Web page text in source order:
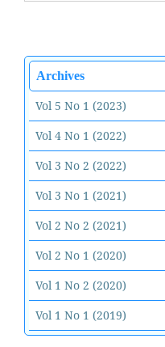
Archives
Vol 5 No 1 (2023)
Vol 4 No 1 (2022)
Vol 3 No 2 (2022)
Vol 3 No 1 (2021)
Vol 2 No 2 (2021)
Vol 2 No 1 (2020)
Vol 1 No 2 (2020)
Vol 1 No 1 (2019)